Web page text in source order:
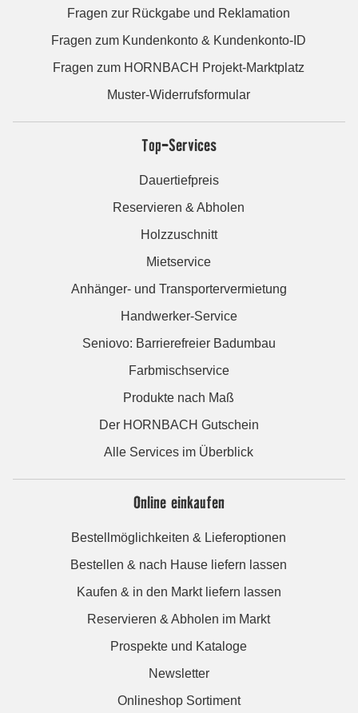
Fragen zur Rückgabe und Reklamation
Fragen zum Kundenkonto & Kundenkonto-ID
Fragen zum HORNBACH Projekt-Marktplatz
Muster-Widerrufsformular
Top-Services
Dauertiefpreis
Reservieren & Abholen
Holzzuschnitt
Mietservice
Anhänger- und Transportervermietung
Handwerker-Service
Seniovo: Barrierefreier Badumbau
Farbmischservice
Produkte nach Maß
Der HORNBACH Gutschein
Alle Services im Überblick
Online einkaufen
Bestellmöglichkeiten & Lieferoptionen
Bestellen & nach Hause liefern lassen
Kaufen & in den Markt liefern lassen
Reservieren & Abholen im Markt
Prospekte und Kataloge
Newsletter
Onlineshop Sortiment